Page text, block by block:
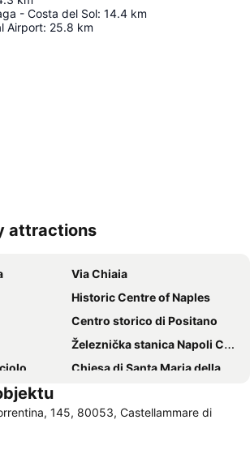
- Costa del Sol: 14.4 km
Airport: 25.8 km
attractions
Via Chiaia
Historic Centre of Naples
Centro storico di Positano
Železnička stanica Napoli Centrale
Chiesa di Santa Maria della Verità
Via Toledo
145, 80053, Castellammare di